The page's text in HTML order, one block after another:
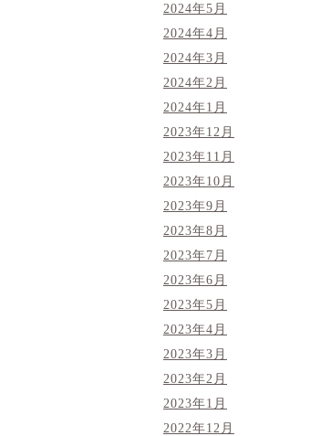
2024年5月
2024年4月
2024年3月
2024年2月
2024年1月
2023年12月
2023年11月
2023年10月
2023年9月
2023年8月
2023年7月
2023年6月
2023年5月
2023年4月
2023年3月
2023年2月
2023年1月
2022年12月